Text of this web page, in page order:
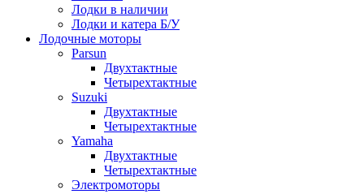
Лодки в наличии
Лодки и катера Б/У
Лодочные моторы
Parsun
Двухтактные
Четырехтактные
Suzuki
Двухтактные
Четырехтактные
Yamaha
Двухтактные
Четырехтактные
Электромоторы